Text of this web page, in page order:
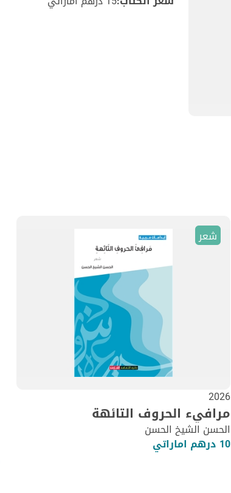
شعر
2026
مرافيء الحروف التائهة
الحسن الشيخ الحسن
10 درهم اماراتي